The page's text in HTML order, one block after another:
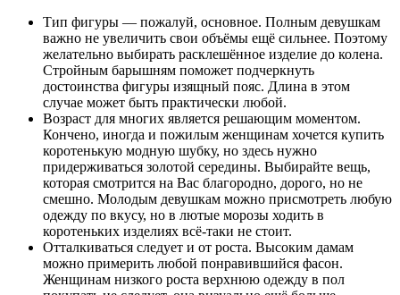
Тип фигуры — пожалуй, основное. Полным девушкам
важно не увеличить свои объёмы ещё сильнее. Поэтому
желательно выбирать расклешённое изделие до колена.
Стройным барышням поможет подчеркнуть
достоинства фигуры изящный пояс. Длина в этом
случае может быть практически любой.
Возраст для многих является решающим моментом.
Кончено, иногда и пожилым женщинам хочется купить
коротенькую модную шубку, но здесь нужно
придерживаться золотой середины. Выбирайте вещь,
которая смотрится на Вас благородно, дорого, но не
смешно. Молодым девушкам можно присмотреть любую
одежду по вкусу, но в лютые морозы ходить в
коротеньких изделиях всё-таки не стоит.
Отталкиваться следует и от роста. Высоким дамам
можно примерить любой понравившийся фасон.
Женщинам низкого роста верхнюю одежду в пол